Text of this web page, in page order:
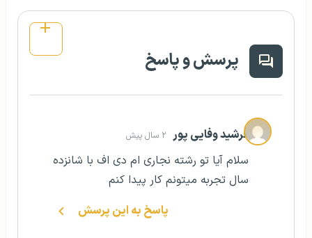
پرسش و پاسخ
فرشید وفایی پور ۲ سال پیش
سلام آیا تو رشته نجاری ام دی اف با شانزده
سال تجربه میتونم کار پیدا کنم
پاسخ به این پرسش